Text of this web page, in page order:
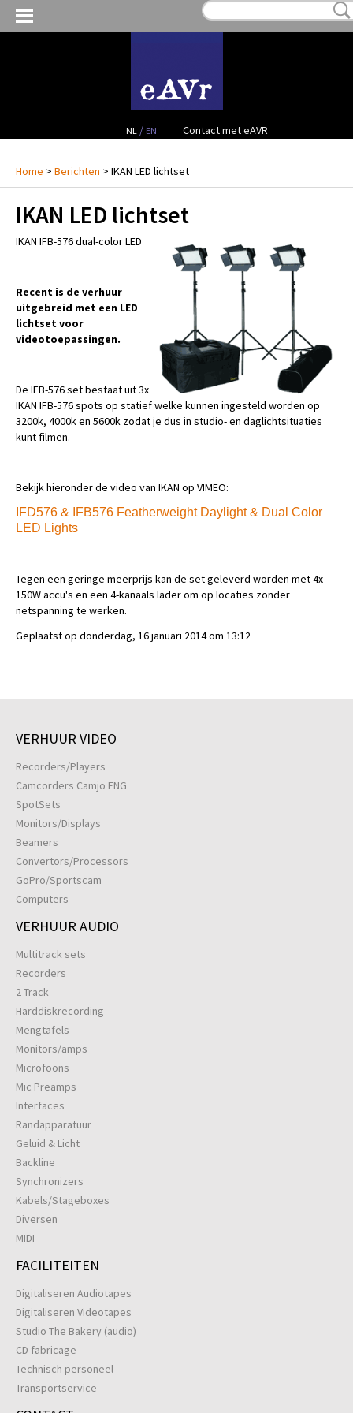
NL / EN Contact met eAVR
MIJN VERLANGLIJST:€ 0,00(0)
CONTACT
PROJECTEN
VERKOOP
OCCASION GEAR
Home > Berichten > IKAN LED lichtset
IKAN LED lichtset
IKAN IFB-576 dual-color LED
Recent is de verhuur
uitgebreid met een LED
lichtset voor
videotoepassingen.
De IFB-576 set bestaat uit 3x
IKAN IFB-576 spots op statief welke kunnen ingesteld worden op
3200k, 4000k en 5600k zodat je dus in studio- en daglichtsituaties
kunt filmen.
Bekijk hieronder de video van IKAN op VIMEO:
IFD576 & IFB576 Featherweight Daylight & Dual Color
LED Lights
Tegen een geringe meerprijs kan de set geleverd worden met 4x
150W accu's en een 4-kanaals lader om op locaties zonder
netspanning te werken.
Geplaatst op donderdag, 16 januari 2014 om 13:12
VERHUUR VIDEO
Recorders/Players
Camcorders Camjo ENG
SpotSets
Monitors/Displays
Beamers
Convertors/Processors
GoPro/Sportscam
Computers
VERHUUR AUDIO
Multitrack sets
Recorders
2 Track
Harddiskrecording
Mengtafels
Monitors/amps
Microfoons
Mic Preamps
Interfaces
Randapparatuur
Geluid & Licht
Backline
Synchronizers
Kabels/Stageboxes
Diversen
MIDI
FACILITEITEN
Digitaliseren Audiotapes
Digitaliseren Videotapes
Studio The Bakery (audio)
CD fabricage
Technisch personeel
Transportservice